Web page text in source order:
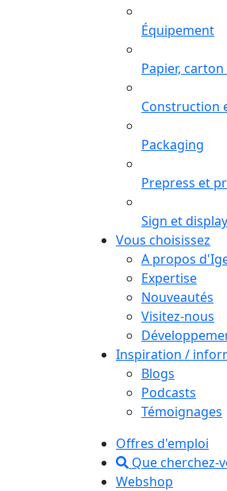
Équipement
Papier,
Construction
Packaging
Prepress et
Sign et display
Vous choisissez
A propos
Expertise
Nouveautés
Visitez-nous
Inspiration /
Blogs
Podcasts
Témoignages
Offres d'emploi
Que cherchez-
Webshop